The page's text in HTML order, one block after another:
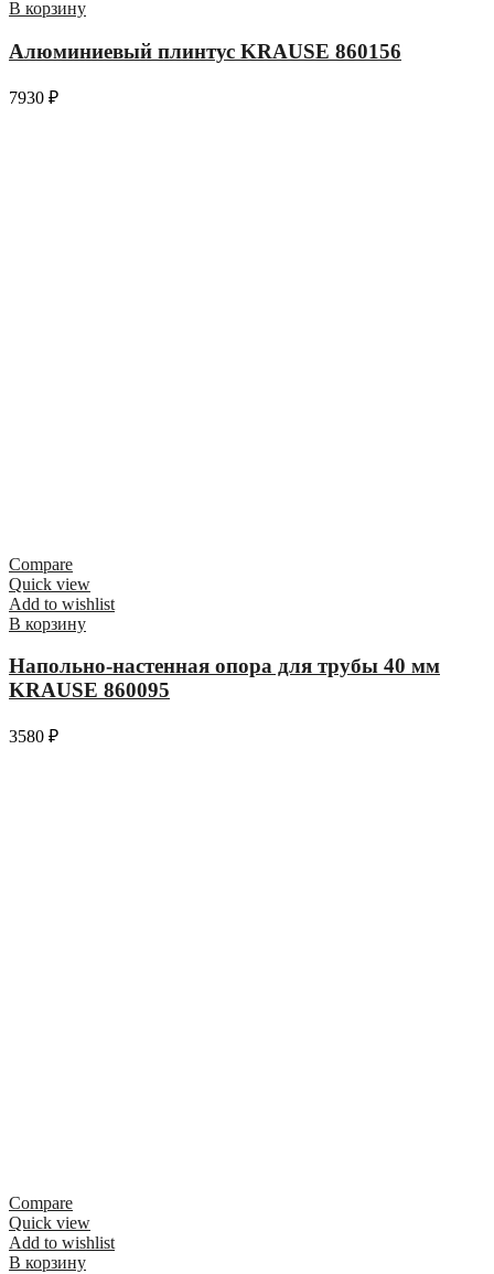
В корзину
Алюминиевый плинтус KRAUSE 860156
7930 ₽
Compare
Quick view
Add to wishlist
В корзину
Напольно-настенная опора для трубы 40 мм
KRAUSE 860095
3580 ₽
Compare
Quick view
Add to wishlist
В корзину